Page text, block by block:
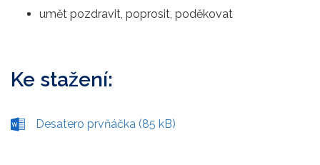
umět pozdravit, poprosit, poděkovat
Ke stažení:
Desatero prvňáčka (85 kB)